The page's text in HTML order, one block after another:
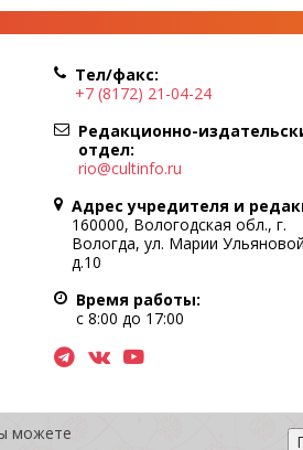
Тел/факс:
+7 (8172) 21-04-24
Редакционно-
отдел:
rio@cultinfo.ru
Адрес учредителя и
160000, Вологодская обл., г.
Вологда, ул. Марии
д.10
Время работы:
с 8:00 до 17:00
можете